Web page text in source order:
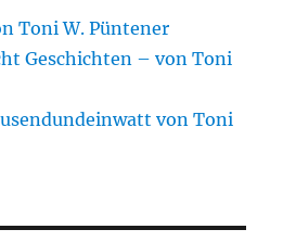
Toni W. Püntener
Geschichten – von Toni
von Toni